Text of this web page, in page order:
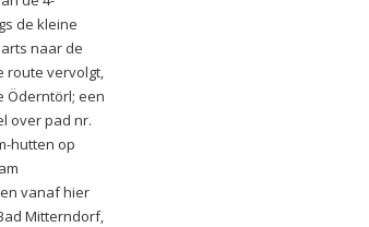
de kleine
naar de
route vervolgt,
Öderntörl; een
over pad nr.
hutten op
vanaf hier
Mitterndorf,